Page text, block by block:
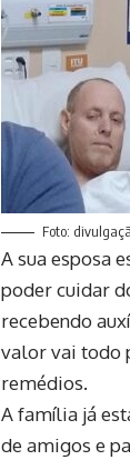
Foto:
A sua esposa
poder cuidar
recebendo
valor vai todo
remédios.
A família já
de amigos e